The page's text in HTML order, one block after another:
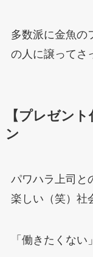
多数派に金魚の
の人に譲ってさ
【プレゼン
ン
パワハラ上司と
楽しい（笑）社
「働きたくない」